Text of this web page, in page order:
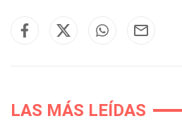
LAS MÁS LEÍDAS